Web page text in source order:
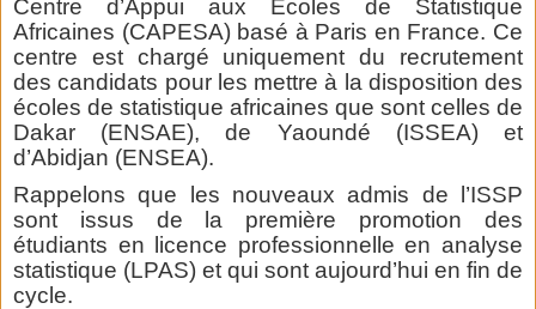
Centre d’Appui aux Ecoles de Statistique
Africaines (CAPESA) basé à Paris en France. Ce
centre est chargé uniquement du recrutement
des candidats pour les mettre à la disposition des
écoles de statistique africaines que sont celles de
Dakar (ENSAE), de Yaoundé (ISSEA) et
d’Abidjan (ENSEA).
Rappelons que les nouveaux admis de l’ISSP
sont issus de la première promotion des
étudiants en licence professionnelle en analyse
statistique (LPAS) et qui sont aujourd’hui en fin de
cycle.